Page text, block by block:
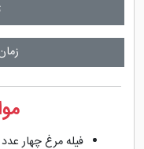
فیله مرغ چهار عدد